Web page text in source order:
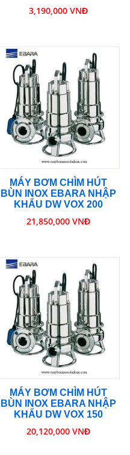
3,190,000 VNĐ
MÁY BƠM CHÌM HÚT
BÙN INOX EBARA NHẬP
KHẨU DW VOX 200
21,850,000 VNĐ
MÁY BƠM CHÌM HÚT
BÙN INOX EBARA NHẬP
KHẨU DW VOX 150
20,120,000 VNĐ